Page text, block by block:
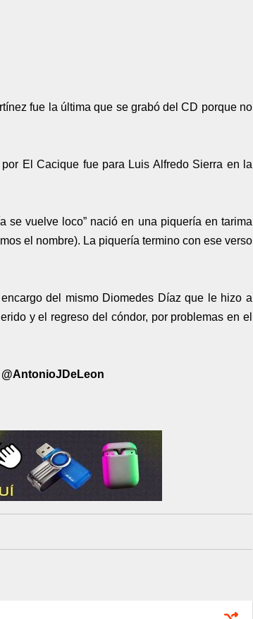
fue la última que se grabó del CD porque no
El Cacique fue para Luis Alfredo Sierra en la
se vuelve loco” nació en una piquería en tarima
el nombre). La piquería termino con ese verso
del mismo Diomedes Díaz que le hizo a
y el regreso del cóndor, por problemas en el